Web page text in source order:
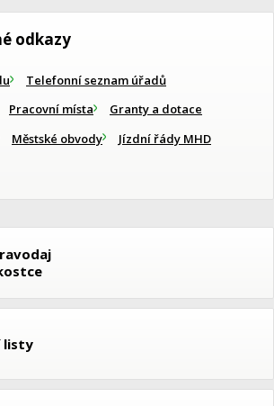
odkazy
Telefonní seznam úřadů
Pracovní místa
Granty a dotace
Městské obvody Jízdní řády MHD
listy